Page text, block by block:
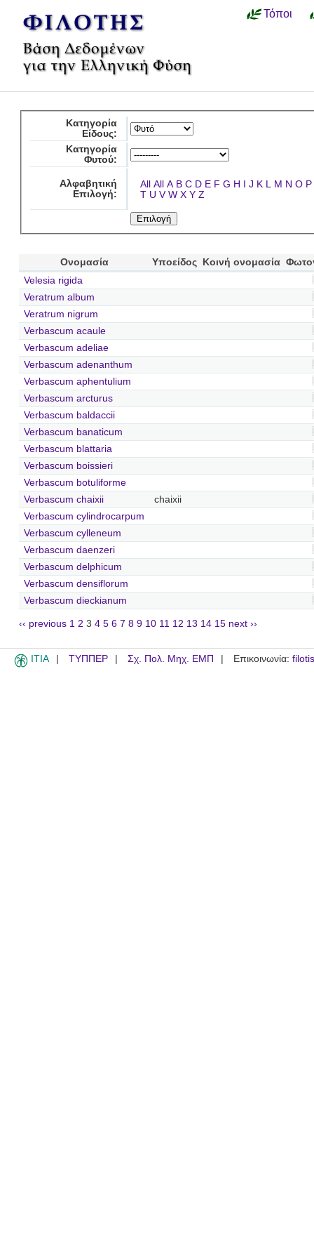
Τόποι
Κατηγορία
Είδους:
Κατηγορία
Φυτού:
Αλφαβητική
Επιλογή:
All All A B C D E F G H I J K L M N O P
T U V W X Y Z
Ονομασία Υποείδος Κοινή ονομασία
Velesia rigida
Veratrum album
Veratrum nigrum
Verbascum acaule
Verbascum adeliae
Verbascum adenanthum
Verbascum aphentulium
Verbascum arcturus
Verbascum baldaccii
Verbascum banaticum
Verbascum blattaria
Verbascum boissieri
Verbascum botuliforme
Verbascum chaixii
chaixii
Verbascum cylindrocarpum
Verbascum cylleneum
Verbascum daenzeri
Verbascum delphicum
Verbascum densiflorum
Verbascum dieckianum
‹‹ previous 1 2 3 4 5 6 7 8 9 10 11 12 13 14 15 next ››
ITIA ΤΥΠΠΕΡ Σχ. Πολ. Μηχ. ΕΜΠ Επικοινωνία: